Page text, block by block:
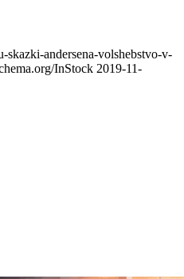
skazki-andersena-volshebstvo-v-
InStock 2019-11-